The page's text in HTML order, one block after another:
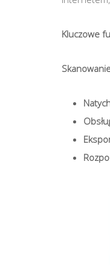
Kluczowe